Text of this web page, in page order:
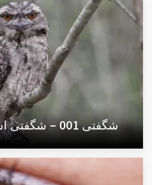
شگفتی 001 – شگفتی استتار پرنده‌ی باتو